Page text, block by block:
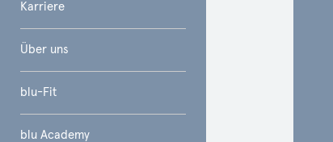
Karriere
Über uns
blu-Fit
blu Academy